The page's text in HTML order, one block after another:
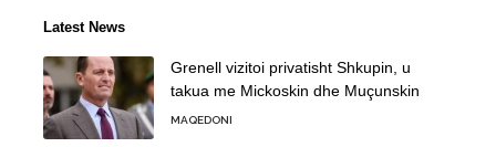
Latest News
Grenell vizitoi privatisht Shkupin, u
takua me Mickoskin dhe Muçunskin
MAQEDONI